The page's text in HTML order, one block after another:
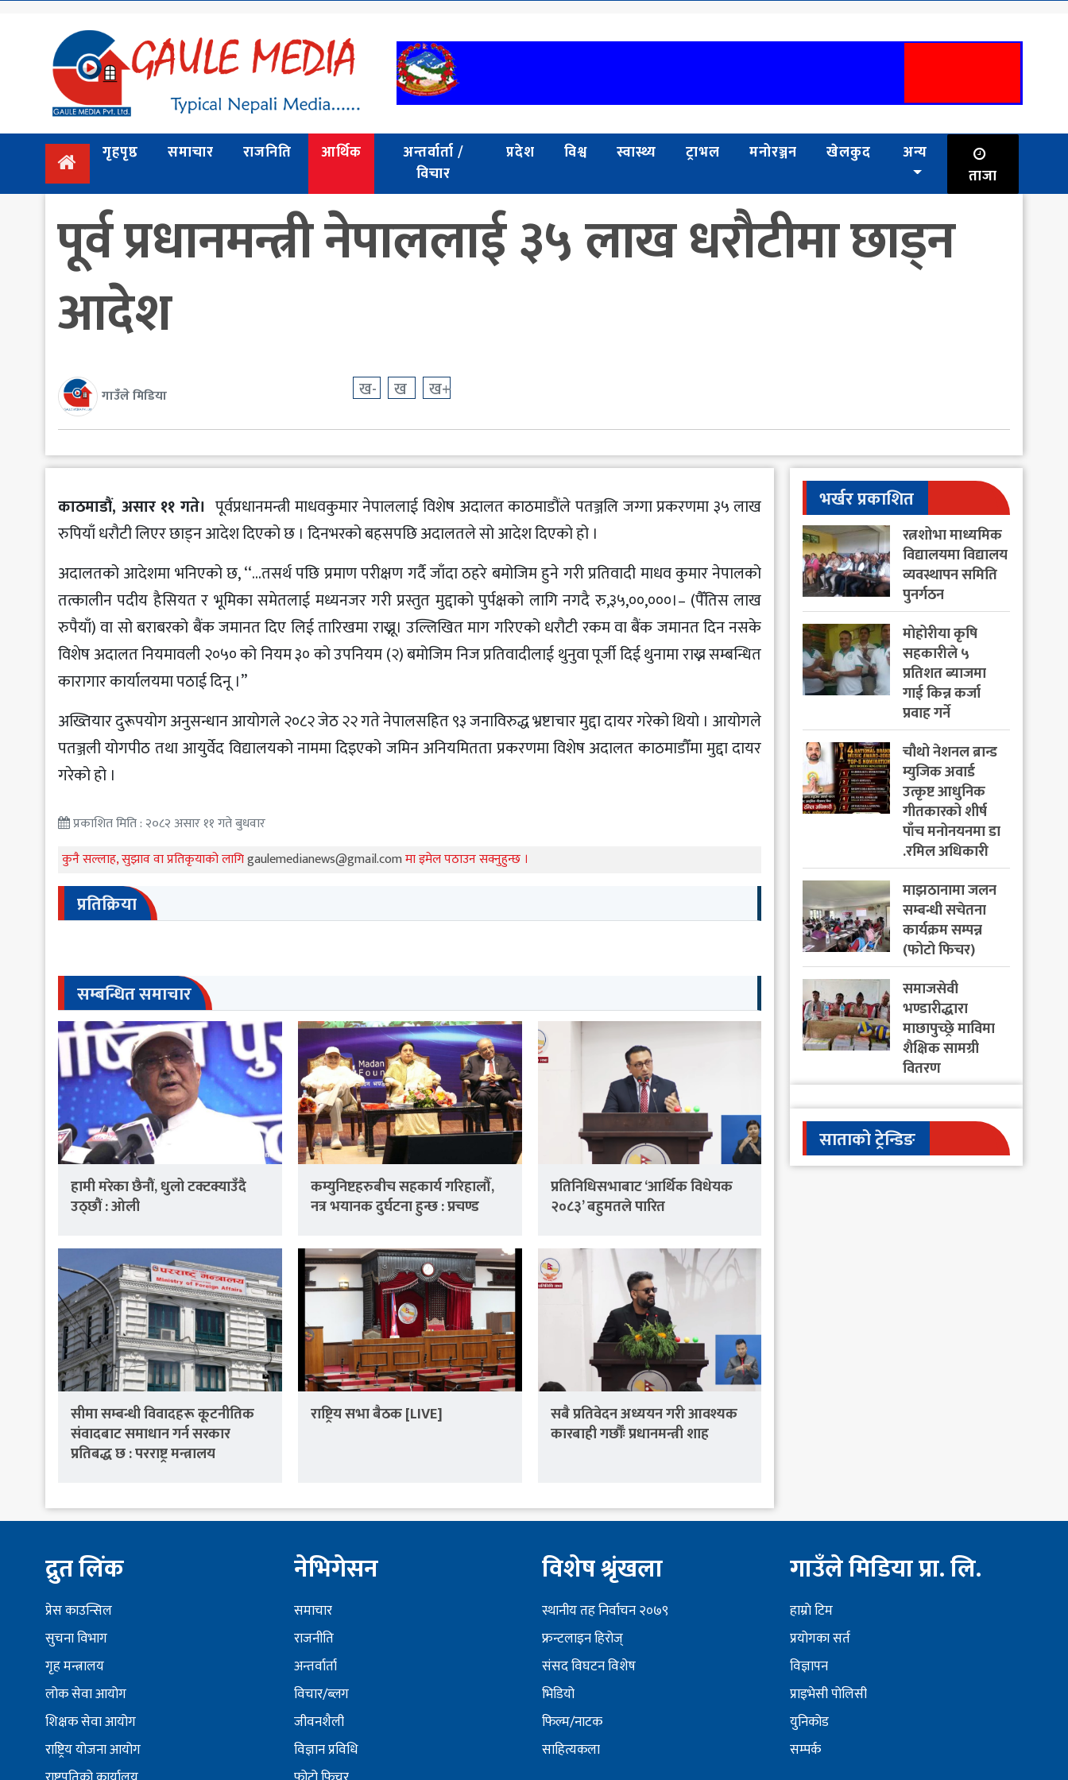
राजनिति
अन्तर्वार्ता
गृहपृष्ठ समाचार राजनिति आर्थिक
अन्तर्वार्ता /
विचार
प्रदेश विश्व स्वास्थ्य ट्राभल मनोरञ्जन खेलकुद
अन्य
ताजा
पूर्व प्रधानमन्त्री नेपाललाई ३५ लाख धरौटीमा छाड्न
आदेश
गाउँले मिडिया ख- ख ख+
काठमाडौं, असार ११ गते। पूर्वप्रधानमन्त्री माधवकुमार नेपाललाई विशेष अदालत काठमाडौंले पतञ्जलि जग्गा प्रकरणमा ३५ लाख
रुपियाँ धरौटी लिएर छाड्न आदेश दिएको छ । दिनभरको बहसपछि अदालतले सो आदेश दिएको हो ।
अदालतको आदेशमा भनिएको छ, ‘‘…तसर्थ पछि प्रमाण परीक्षण गर्दै जाँदा ठहरे बमोजिम हुने गरी प्रतिवादी माधव कुमार नेपालको
तत्कालीन पदीय हैसियत र भूमिका समेतलाई मध्यनजर गरी प्रस्तुत मुद्दाको पुर्पक्षको लागि नगदै रु,३५,००,०००।– (पैँतिस लाख
रुपैयाँ) वा सो बराबरको बैंक जमानत दिए लिई तारिखमा राख्नू। उल्लिखित माग गरिएको धरौटी रकम वा बैंक जमानत दिन नसके
विशेष अदालत नियमावली २०५० को नियम ३० को उपनियम (२) बमोजिम निज प्रतिवादीलाई थुनुवा पूर्जी दिई थुनामा राख्न सम्बन्धित
कारागार कार्यालयमा पठाई दिनू ।’’
अख्तियार दुरूपयोग अनुसन्धान आयोगले २०८२ जेठ २२ गते नेपालसहित ९३ जनाविरुद्ध भ्रष्टाचार मुद्दा दायर गरेको थियो । आयोगले
पतञ्जली योगपीठ तथा आयुर्वेद विद्यालयको नाममा दिइएको जमिन अनियमितता प्रकरणमा विशेष अदालत काठमाडौँमा मुद्दा दायर
गरेको हो ।
प्रकाशित मिति : २०८२ असार ११ गते बुधवार
कुनै सल्लाह, सुझाव वा प्रतिकृयाको लागिgaulemedianews@gmail.comमा इमेल पठाउन सक्नुहुन्छ ।
प्रतिक्रिया
सम्बन्धित समाचार
हामी मरेका छैनौं, धुलो टक्टक्याउँदै
उठ्छौं : ओली
कम्युनिष्टहरुबीच सहकार्य गरिहालौँ,
नत्र भयानक दुर्घटना हुन्छ : प्रचण्ड
प्रतिनिधिसभाबाट ‘आर्थिक विधेयक
२०८३’ बहुमतले पारित
सीमा सम्बन्धी विवादहरू कूटनीतिक
संवादबाट समाधान गर्न सरकार
प्रतिबद्ध छ : परराष्ट्र मन्त्रालय
राष्ट्रिय सभा बैठक [LIVE]
सबै प्रतिवेदन अध्ययन गरी आवश्यक
कारबाही गर्छौंः प्रधानमन्त्री शाह
भर्खर प्रकाशित
रत्नशोभा माध्यमिक
विद्यालयमा विद्यालय
व्यवस्थापन समिति
पुनर्गठन
मोहोरीया कृषि
सहकारीले ५
प्रतिशत ब्याजमा
गाई किन्न कर्जा
प्रवाह गर्ने
चौथो नेशनल ब्रान्ड
म्युजिक अवार्ड
उत्कृष्ट आधुनिक
गीतकारको शीर्ष
पाँच मनोनयनमा डा
.रमिल अधिकारी
माझठानामा जलन
सम्बन्धी सचेतना
कार्यक्रम सम्पन्न
(फोटो फिचर)
समाजसेवी
भण्डारीद्धारा
माछापुच्छ्रे माविमा
शैक्षिक सामग्री
वितरण
साताको ट्रेन्डिङ
द्रुत लिंक
प्रेस काउन्सिल
सुचना विभाग
गृह मन्त्रालय
लोक सेवा आयोग
शिक्षक सेवा आयोग
राष्ट्रिय योजना आयोग
नेभिगेसन
समाचार
राजनीति
अन्तर्वार्ता
विचार/ब्लग
जीवनशैली
विज्ञान प्रविधि
विशेष श्रृंखला
स्थानीय तह निर्वाचन २०७९
फ्रन्टलाइन हिरोज्
संसद विघटन विशेष
भिडियो
फिल्म/नाटक
साहित्यकला
गाउँले मिडिया प्रा. लि.
हाम्राे टिम
प्रयोगका सर्त
विज्ञापन
प्राइभेसी पोलिसी
युनिकोड
सम्पर्क